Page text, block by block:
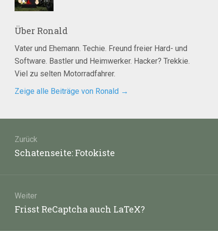
Über Ronald
Vater und Ehemann. Techie. Freund freier Hard- und
Software. Bastler und Heimwerker. Hacker? Trekkie.
Viel zu selten Motorradfahrer.
Zeige alle Beiträge von Ronald →
Zurück
Vorheriger
Schatenseite: Fotokiste
Weiter
Nächster
Frisst ReCaptcha auch LaTeX?